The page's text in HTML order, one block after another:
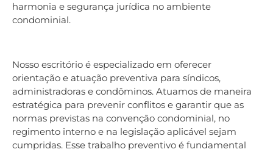
harmonia e segurança jurídica no ambiente
condominial.
Nosso escritório é especializado em oferecer
orientação e atuação preventiva para síndicos,
administradoras e condôminos. Atuamos de maneira
estratégica para prevenir conflitos e garantir que as
normas previstas na convenção condominial, no
regimento interno e na legislação aplicável sejam
cumpridas. Esse trabalho preventivo é fundamental